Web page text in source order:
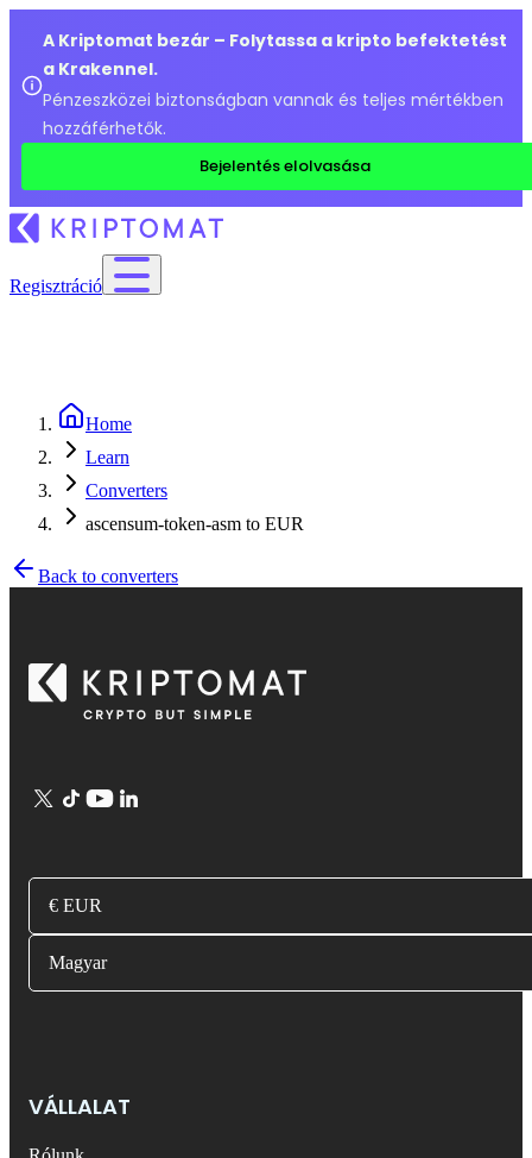
A Kriptomat bezár – Folytassa a kripto befektetést
a Krakennel.
Pénzeszközei biztonságban vannak és teljes mértékben
hozzáférhetők.
Bejelentés elolvasása
Regisztráció
Home
Learn
Converters
ascensum-token-asm to EUR
Back to converters
€ EUR
Magyar
VÁLLALAT